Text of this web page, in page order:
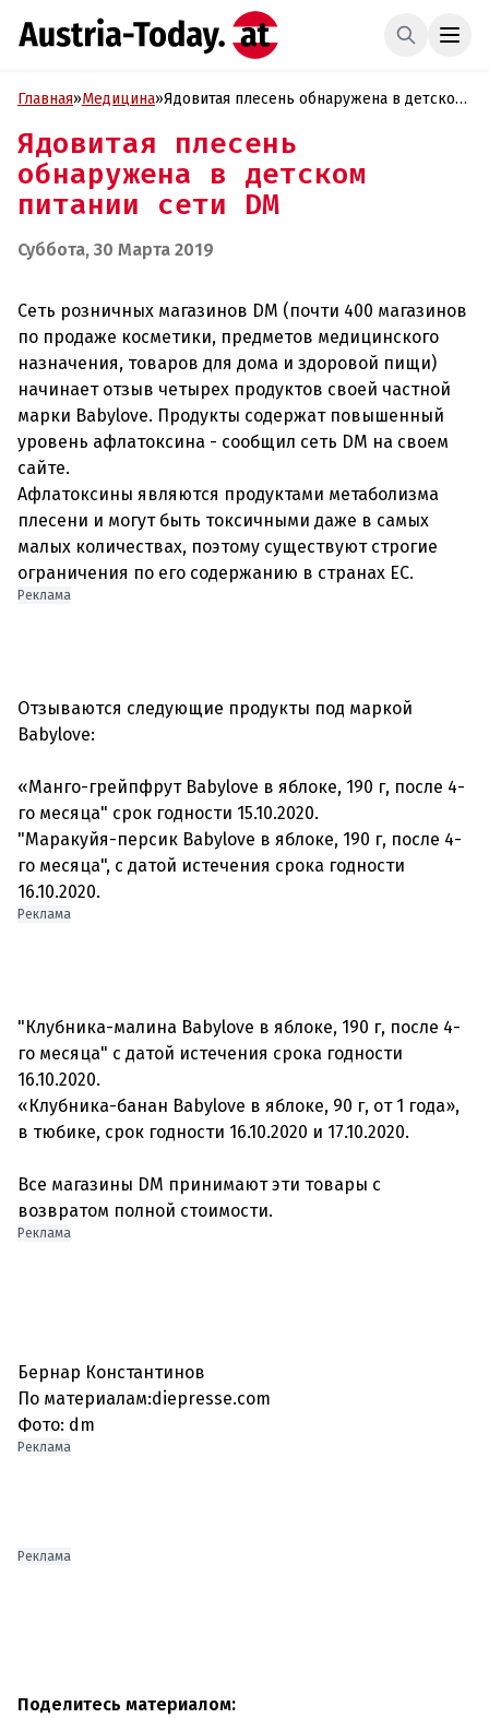
Главная»Медицина»Ядовитая плесень обнаружена в детском
Ядовитая плесень
обнаружена в детском
питании сети DM
Суббота, 30 Марта 2019
Сеть розничных магазинов DM (почти 400 магазинов
по продаже косметики, предметов медицинского
назначения, товаров для дома и здоровой пищи)
начинает отзыв четырех продуктов своей частной
марки Babylove. Продукты содержат повышенный
уровень афлатоксина - сообщил сеть DM на своем
сайте.
Афлатоксины являются продуктами метаболизма
плесени и могут быть токсичными даже в самых
малых количествах, поэтому существуют строгие
ограничения по его содержанию в странах ЕС.
Реклама
Отзываются следующие продукты под маркой
Babylove:
«Манго-грейпфрут Babylove в яблоке, 190 г, после 4-
го месяца" срок годности 15.10.2020.
"Маракуйя-персик Babylove в яблоке, 190 г, после 4-
го месяца", с датой истечения срока годности
16.10.2020.
Реклама
"Клубника-малина Babylove в яблоке, 190 г, после 4-
го месяца" с датой истечения срока годности
16.10.2020.
«Клубника-банан Babylove в яблоке, 90 г, от 1 года»,
в тюбике, срок годности 16.10.2020 и 17.10.2020.
Все магазины DM принимают эти товары с
возвратом полной стоимости.
Реклама
Бернар Константинов
По материалам:diepresse.com
Фото: dm
Реклама
Реклама
Поделитесь материалом: